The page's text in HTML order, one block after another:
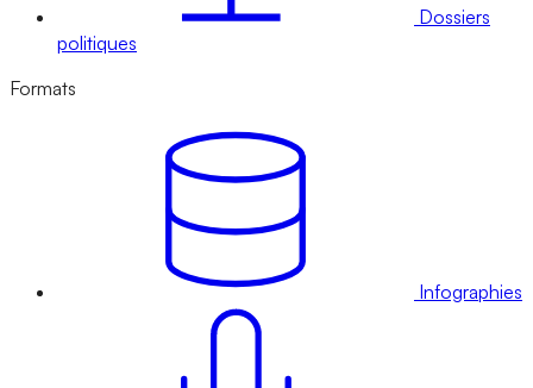
Dossiers
politiques
Formats
Infographies